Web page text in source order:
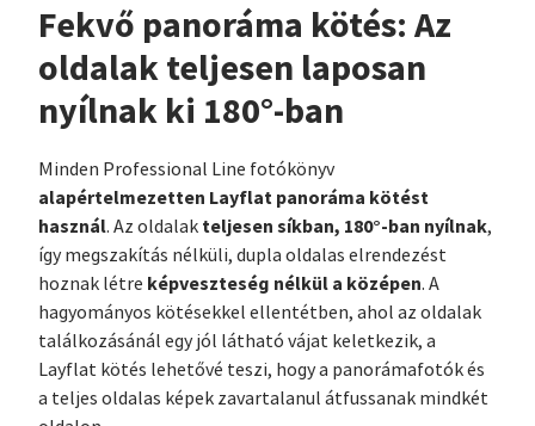
Fekvő panoráma kötés: Az
oldalak teljesen laposan
nyílnak ki 180°-ban
Minden Professional Line fotókönyv
alapértelmezetten Layflat panoráma kötést
használ. Az oldalak teljesen síkban, 180°-ban nyílnak,
így megszakítás nélküli, dupla oldalas elrendezést
hoznak létre képveszteség nélkül a középen. A
hagyományos kötésekkel ellentétben, ahol az oldalak
találkozásánál egy jól látható vájat keletkezik, a
Layflat kötés lehetővé teszi, hogy a panorámafotók és
a teljes oldalas képek zavartalanul átfussanak mindkét